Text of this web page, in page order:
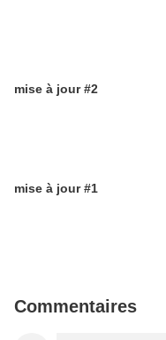
mise à jour #2
mise à jour #1
Commentaires